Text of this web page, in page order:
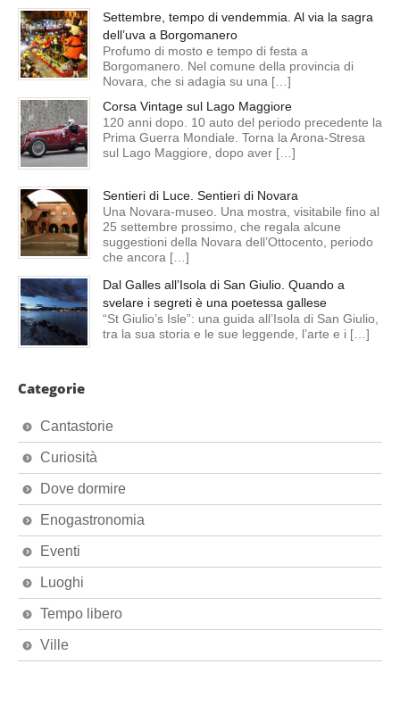
Settembre, tempo di vendemmia. Al via la sagra
dell’uva a Borgomanero
Profumo di mosto e tempo di festa a
Borgomanero. Nel comune della provincia di
Novara, che si adagia su una […]
Corsa Vintage sul Lago Maggiore
120 anni dopo. 10 auto del periodo precedente la
Prima Guerra Mondiale. Torna la Arona-Stresa
sul Lago Maggiore, dopo aver […]
Sentieri di Luce. Sentieri di Novara
Una Novara-museo. Una mostra, visitabile fino al
25 settembre prossimo, che regala alcune
suggestioni della Novara dell’Ottocento, periodo
che ancora […]
Dal Galles all’Isola di San Giulio. Quando a
svelare i segreti è una poetessa gallese
“St Giulio’s Isle”: una guida all’Isola di San Giulio,
tra la sua storia e le sue leggende, l’arte e i […]
Categorie
Cantastorie
Curiosità
Dove dormire
Enogastronomia
Eventi
Luoghi
Tempo libero
Ville